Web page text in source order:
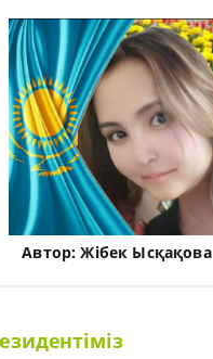
Автор:Жібек Ысқақова